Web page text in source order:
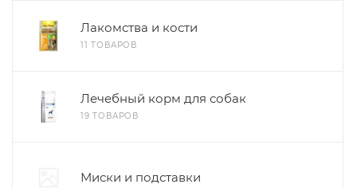
Лакомства и кости
11 ТОВАРОВ
Лечебный корм для собак
19 ТОВАРОВ
Миски и подставки